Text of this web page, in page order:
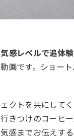
感レベルで追体験
画です。ショー
クトを共にして
きつけのコーヒ
感までお伝えす